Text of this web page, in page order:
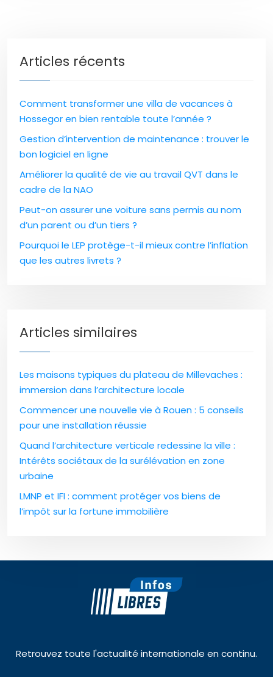
Articles récents
Comment transformer une villa de vacances à
Hossegor en bien rentable toute l’année ?
Gestion d’intervention de maintenance : trouver le
bon logiciel en ligne
Améliorer la qualité de vie au travail QVT dans le
cadre de la NAO
Peut-on assurer une voiture sans permis au nom
d’un parent ou d’un tiers ?
Pourquoi le LEP protège-t-il mieux contre l’inflation
que les autres livrets ?
Articles similaires
Les maisons typiques du plateau de Millevaches :
immersion dans l’architecture locale
Commencer une nouvelle vie à Rouen : 5 conseils
pour une installation réussie
Quand l’architecture verticale redessine la ville :
Intérêts sociétaux de la surélévation en zone
urbaine
LMNP et IFI : comment protéger vos biens de
l’impôt sur la fortune immobilière
Retrouvez toute l'actualité internationale en continu.